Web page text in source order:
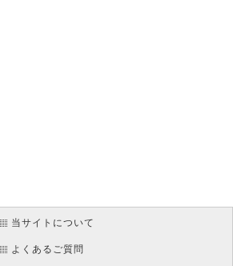
当サイトについて
よくあるご質問